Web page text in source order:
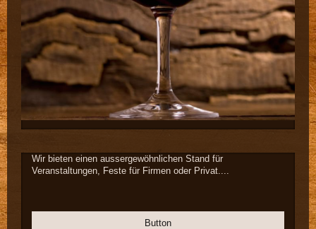
Wir bieten einen aussergewöhnlichen Stand für
Veranstaltungen, Feste für Firmen oder Privat....
Button